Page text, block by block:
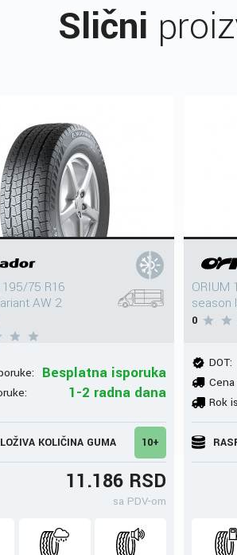
Slični
195/75 R16
AW 2
Besplatna isporuka
1-2 radna dana
KOLIČINA GUMA 10+
11.186 RSD
sa PDV-om
ORIUM
season
0
DOT:
Rok